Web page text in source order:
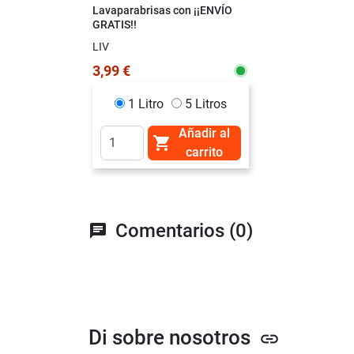
Lavaparabrisas con ¡¡ENVÍO
GRATIS!!
LIV
3,99 €
1 Litro 5 Litros

Añadir al
carrito
chat Comentarios (0)
Di sobre nosotros link